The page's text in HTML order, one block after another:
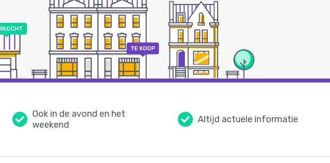
Ook in de avond en het
weekend
Altijd actuele informatie